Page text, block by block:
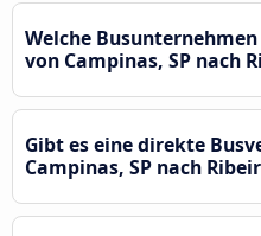
Welche
von Campinas, SP nach
Gibt es eine direkte
Campinas, SP nach